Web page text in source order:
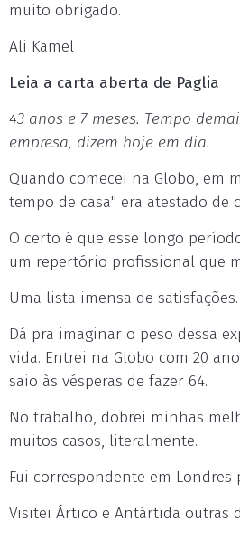
muito obrigado.
Ali Kamel
Leia a carta aberta de Paglia
43 anos e 7 meses. Tempo
empresa, dizem hoje em dia.
Quando comecei na Globo, em
tempo de casa" era atestado de
O certo é que esse longo
um repertório profissional que
Uma lista imensa de satisfações.
Dá pra imaginar o peso dessa
vida. Entrei na Globo com 20
saio às vésperas de fazer 64.
No trabalho, dobrei minhas
muitos casos, literalmente.
Fui correspondente em Londres
Visitei Ártico e Antártida outras